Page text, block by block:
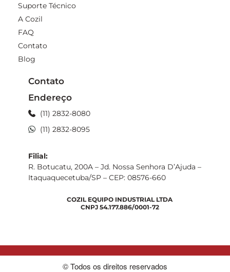
Suporte Técnico
A Cozil
FAQ
Contato
Blog
Contato
Endereço
(11) 2832-8080
(11) 2832-8095
Filial:
R. Botucatu, 200A – Jd. Nossa Senhora D’Ajuda –
Itaquaquecetuba/SP – CEP: 08576-660
COZIL EQUIPO INDUSTRIAL LTDA
CNPJ 54.177.886/0001-72
© Todos os direitos reservados